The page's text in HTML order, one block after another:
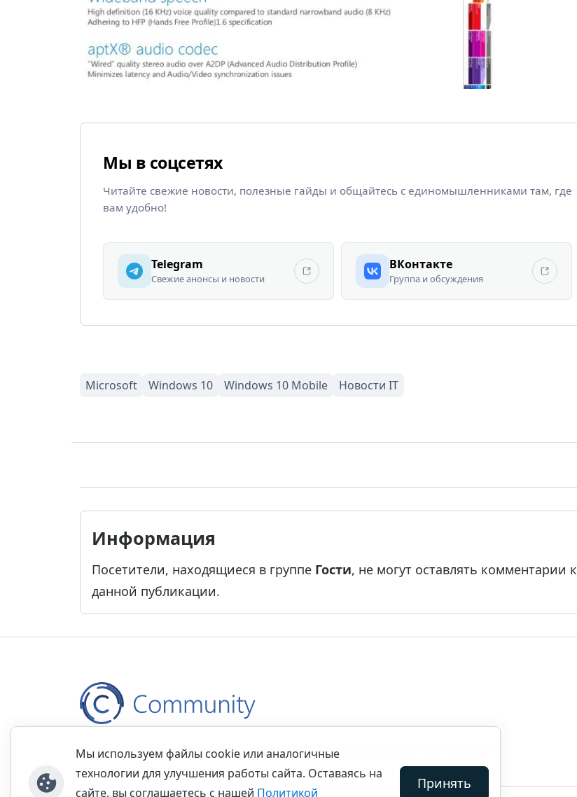
Мы в соцсетях
Читайте свежие новости, полезные гайды и общайтесь с единомышленниками там, где
вам удобно!
Telegram
Свежие анонсы и новости
ВКонтакте
Группа и обсуждения
Информация
Посетители, находящиеся в группе Гости, не могут оставлять комментарии к
данной публикации.
КонтактыПравилаОбратная связьПравила копирования материалов
Мы используем файлы cookie или аналогичные
технологии для улучшения работы сайта. Оставаясь на
сайте, вы соглашаетесь с нашей Политикой
Принять